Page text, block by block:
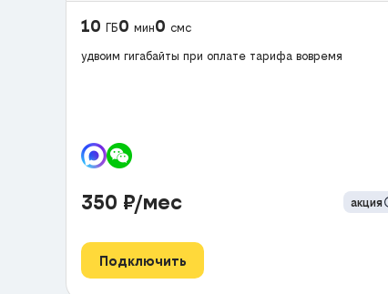
10 ГБ0 мин0 смс
удвоим гигабайты при оплате тарифа вовремя
350 ₽/мес акция
Подключить